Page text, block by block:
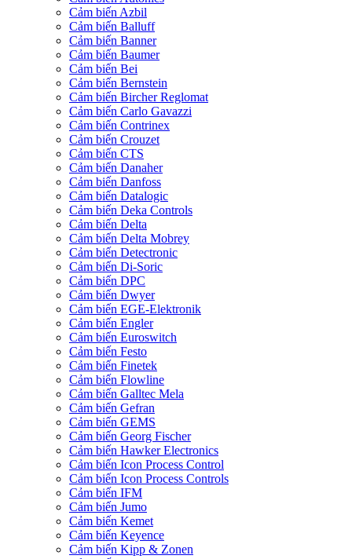
Cảm biến Azbil
Cảm biến Balluff
Cảm biến Banner
Cảm biến Baumer
Cảm biến Bei
Cảm biến Bernstein
Cảm biến Bircher Reglomat
Cảm biến Carlo Gavazzi
Cảm biến Contrinex
Cảm biến Crouzet
Cảm biến CTS
Cảm biến Danaher
Cảm biến Danfoss
Cảm biến Datalogic
Cảm biến Deka Controls
Cảm biến Delta
Cảm biến Delta Mobrey
Cảm biến Detectronic
Cảm biến Di-Soric
Cảm biến DPC
Cảm biến Dwyer
Cảm biến EGE-Elektronik
Cảm biến Engler
Cảm biến Euroswitch
Cảm biến Festo
Cảm biến Finetek
Cảm biến Flowline
Cảm biến Galltec Mela
Cảm biến Gefran
Cảm biến GEMS
Cảm biến Georg Fischer
Cảm biến Hawker Electronics
Cảm biến Icon Process Control
Cảm biến Icon Process Controls
Cảm biến IFM
Cảm biến Jumo
Cảm biến Kemet
Cảm biến Keyence
Cảm biến Kipp & Zonen